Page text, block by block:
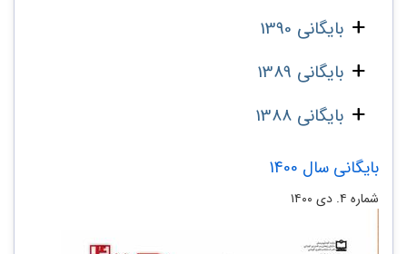
بایگانی 1390
بایگانی 1389
بایگانی 1388
بایگانی سال 1400
شماره ۴. دی ۱۴۰۰